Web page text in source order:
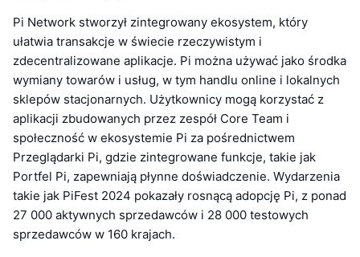
Pi Network stworzył zintegrowany ekosystem, który
ułatwia transakcje w świecie rzeczywistym i
zdecentralizowane aplikacje. Pi można używać jako środka
wymiany towarów i usług, w tym handlu online i lokalnych
sklepów stacjonarnych. Użytkownicy mogą korzystać z
aplikacji zbudowanych przez zespół Core Team i
społeczność w ekosystemie Pi za pośrednictwem
Przeglądarki Pi, gdzie zintegrowane funkcje, takie jak
Portfel Pi, zapewniają płynne doświadczenie. Wydarzenia
takie jak PiFest 2024 pokazały rosnącą adopcję Pi, z ponad
27 000 aktywnych sprzedawców i 28 000 testowych
sprzedawców w 160 krajach.